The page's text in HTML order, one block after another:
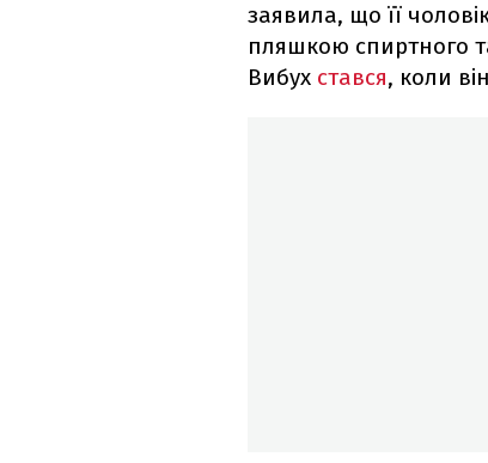
заявила, що її
пляшкою спиртного
Вибух стався, коли